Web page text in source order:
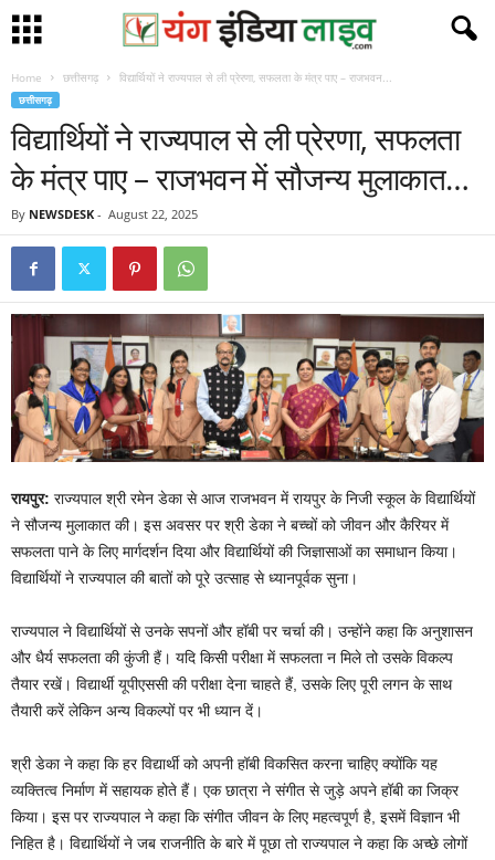
Home छत्तीसगढ़ विद्यार्थियों ने राज्यपाल से ली प्रेरणा, सफलता के मंत्र पाए – राजभवन...
छत्तीसगढ़
विद्यार्थियों ने राज्यपाल से ली प्रेरणा, सफलता
के मंत्र पाए – राजभवन में सौजन्य मुलाकात…
By NEWSDESK - August 22, 2025
रायपुर: राज्यपाल श्री रमेन डेका से आज राजभवन में रायपुर के निजी स्कूल के विद्यार्थियों
ने सौजन्य मुलाकात की। इस अवसर पर श्री डेका ने बच्चों को जीवन और कैरियर में
सफलता पाने के लिए मार्गदर्शन दिया और विद्यार्थियों की जिज्ञासाओं का समाधान किया।
विद्यार्थियों ने राज्यपाल की बातों को पूरे उत्साह से ध्यानपूर्वक सुना।
राज्यपाल ने विद्यार्थियों से उनके सपनों और हॉबी पर चर्चा की। उन्होंने कहा कि अनुशासन
और धैर्य सफलता की कुंजी हैं। यदि किसी परीक्षा में सफलता न मिले तो उसके विकल्प
तैयार रखें। विद्यार्थी यूपीएससी की परीक्षा देना चाहते हैं, उसके लिए पूरी लगन के साथ
तैयारी करें लेकिन अन्य विकल्पों पर भी ध्यान दें।
श्री डेका ने कहा कि हर विद्यार्थी को अपनी हॉबी विकसित करना चाहिए क्योंकि यह
व्यक्तित्व निर्माण में सहायक होते हैं। एक छात्रा ने संगीत से जुड़े अपने हॉबी का जिक्र
किया। इस पर राज्यपाल ने कहा कि संगीत जीवन के लिए महत्वपूर्ण है, इसमें विज्ञान भी
निहित है। विद्यार्थियों ने जब राजनीति के बारे में पूछा तो राज्यपाल ने कहा कि अच्छे लोगों